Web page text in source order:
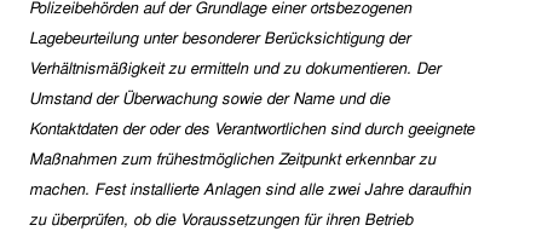
Polizeibehörden auf der Grundlage einer ortsbezogenen
Lagebeurteilung unter besonderer Berücksichtigung der
Verhältnismäßigkeit zu ermitteln und zu dokumentieren. Der
Umstand der Überwachung sowie der Name und die
Kontaktdaten der oder des Verantwortlichen sind durch geeignete
Maßnahmen zum frühestmöglichen Zeitpunkt erkennbar zu
machen. Fest installierte Anlagen sind alle zwei Jahre daraufhin
zu überprüfen, ob die Voraussetzungen für ihren Betrieb